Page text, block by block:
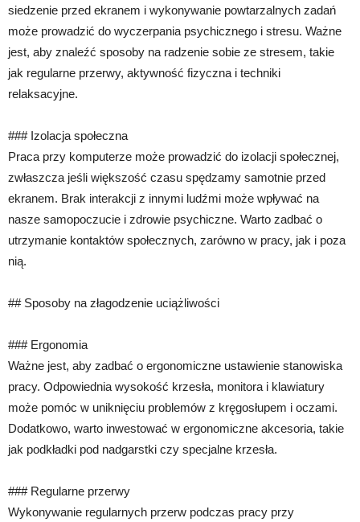
siedzenie przed ekranem i wykonywanie powtarzalnych zadań
może prowadzić do wyczerpania psychicznego i stresu. Ważne
jest, aby znaleźć sposoby na radzenie sobie ze stresem, takie
jak regularne przerwy, aktywność fizyczna i techniki
relaksacyjne.
### Izolacja społeczna
Praca przy komputerze może prowadzić do izolacji społecznej,
zwłaszcza jeśli większość czasu spędzamy samotnie przed
ekranem. Brak interakcji z innymi ludźmi może wpływać na
nasze samopoczucie i zdrowie psychiczne. Warto zadbać o
utrzymanie kontaktów społecznych, zarówno w pracy, jak i poza
nią.
## Sposoby na złagodzenie uciążliwości
### Ergonomia
Ważne jest, aby zadbać o ergonomiczne ustawienie stanowiska
pracy. Odpowiednia wysokość krzesła, monitora i klawiatury
może pomóc w uniknięciu problemów z kręgosłupem i oczami.
Dodatkowo, warto inwestować w ergonomiczne akcesoria, takie
jak podkładki pod nadgarstki czy specjalne krzesła.
### Regularne przerwy
Wykonywanie regularnych przerw podczas pracy przy